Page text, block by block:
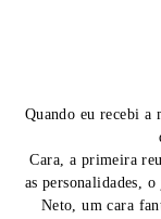
Quando eu recebi a
Cara, a primeira
as personalidades,
Neto, um cara